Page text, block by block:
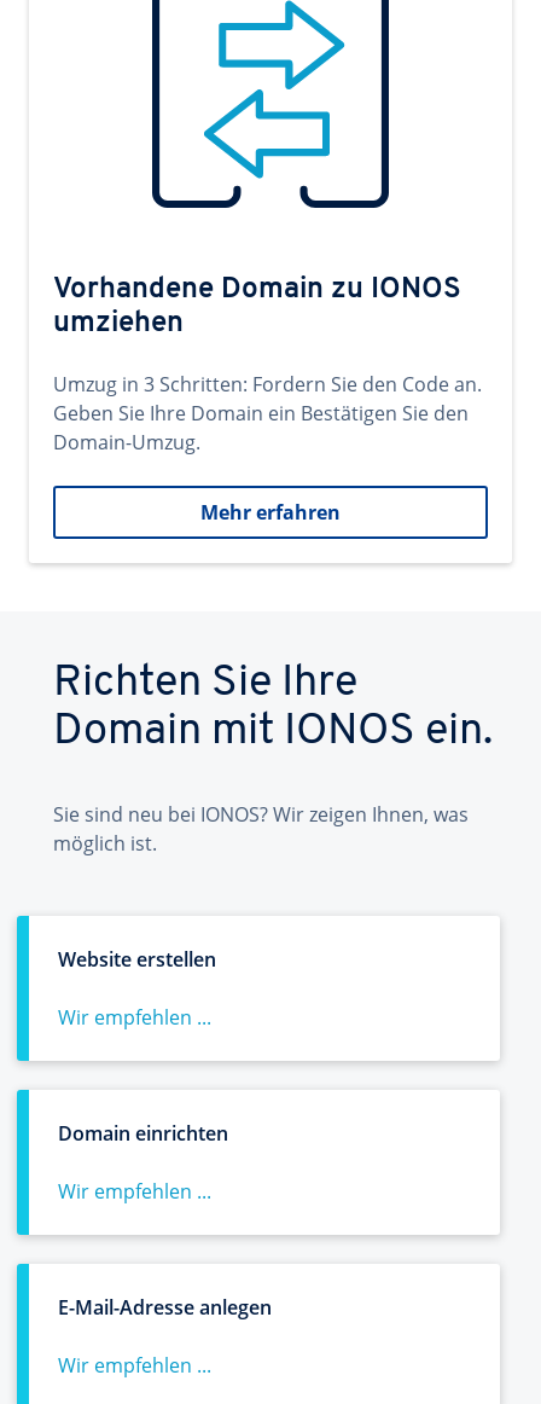
Vorhandene Domain zu IONOS
umziehen
Umzug in 3 Schritten: Fordern Sie den Code an.
Geben Sie Ihre Domain ein Bestätigen Sie den
Domain-Umzug.
Mehr erfahren
Richten Sie Ihre
Domain mit IONOS ein.
Sie sind neu bei IONOS? Wir zeigen Ihnen, was
möglich ist.
Website erstellen
Wir empfehlen ...
Domain einrichten
Wir empfehlen ...
E-Mail-Adresse anlegen
Wir empfehlen ...